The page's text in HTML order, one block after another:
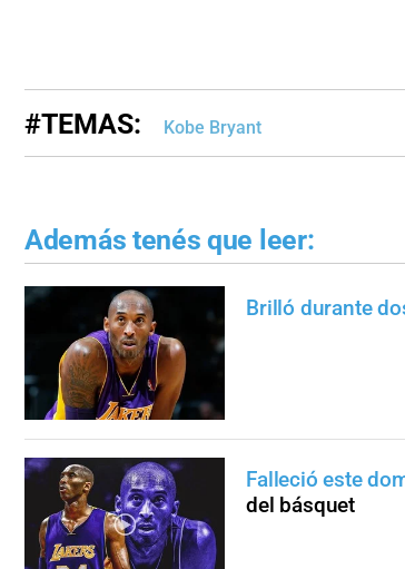
#TEMAS: Kobe Bryant
Además tenés que leer:
Brilló durante
Falleció este
del básquet